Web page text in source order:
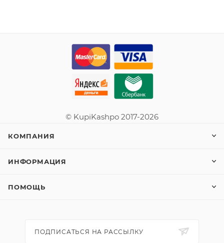
© KupiKashpo 2017-2026
КОМПАНИЯ
ИНФОРМАЦИЯ
ПОМОЩЬ
ПОДПИСАТЬСЯ НА РАССЫЛКУ